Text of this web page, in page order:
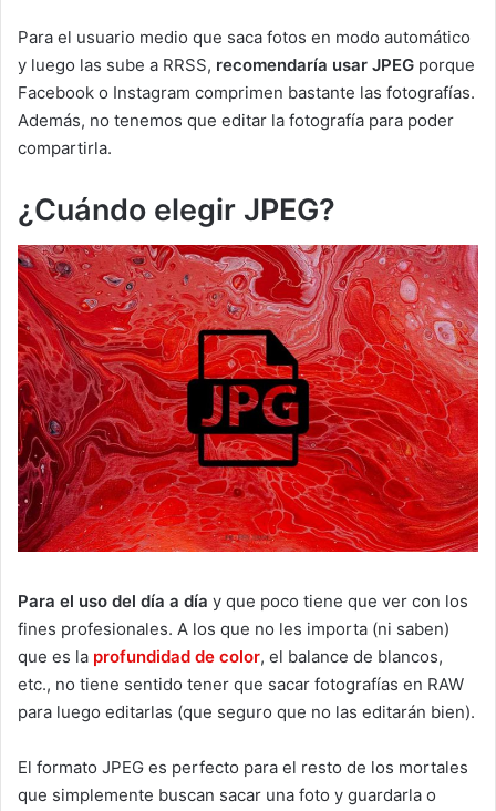
Para el usuario medio que saca fotos en modo automático
y luego las sube a RRSS, recomendaría usar JPEG porque
Facebook o Instagram comprimen bastante las fotografías.
Además, no tenemos que editar la fotografía para poder
compartirla.
¿Cuándo elegir JPEG?
Para el uso del día a día y que poco tiene que ver con los
fines profesionales. A los que no les importa (ni saben)
que es la profundidad de color, el balance de blancos,
etc., no tiene sentido tener que sacar fotografías en RAW
para luego editarlas (que seguro que no las editarán bien).
El formato JPEG es perfecto para el resto de los mortales
que simplemente buscan sacar una foto y guardarla o